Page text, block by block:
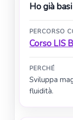
Ho già
PERCORSO
Corso LIS
PERCHÉ
Sviluppa
fluidità.